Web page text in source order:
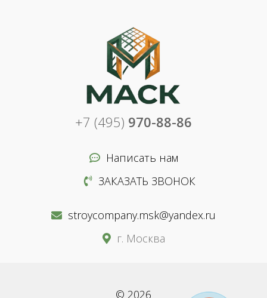
+7 (495) 970-88-86
Написать нам
ЗАКАЗАТЬ ЗВОНОК
stroycompany.msk@yandex.ru
г. Москва
© 2026